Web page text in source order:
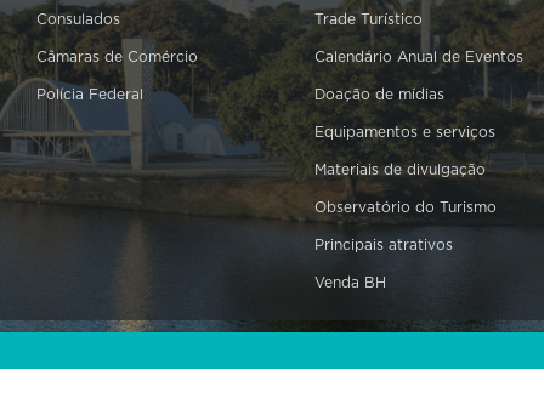
Consulados
Câmaras de Comércio
Polícia Federal
Trade Turístico
Calendário Anual de Eventos
Doação de mídias
Equipamentos e serviços
Materiais de divulgação
Observatório do Turismo
Principais atrativos
Venda BH